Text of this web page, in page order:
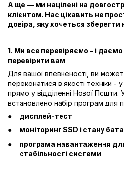
А ще — ми націлені на
клієнтом. Нас цікавить не
довіра, яку хочеться зберегти
1. Ми все перевіряємо - і
перевірити вам
Для вашої впевненості, ви
переконатися в якості техніки -
прямо у відділенні Нової Пошти.
встановлено набір програм для
дисплей-тест
моніторинг SSD і стану
програма навантаження
стабільності системи